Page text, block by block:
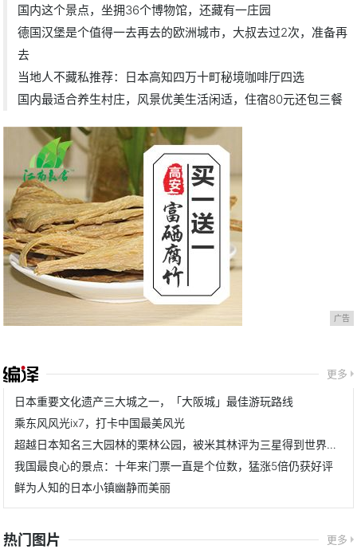
国内这个景点，坐拥36个博物馆，还藏有一庄园
德国汉堡是个值得一去再去的欧洲城市，大叔去过2次，准备再
去
当地人不藏私推荐：日本高知四万十町秘境咖啡厅四选
国内最适合养生村庄，风景优美生活闲适，住宿80元还包三餐
广告
更多
日本重要文化遗产三大城之一，「大阪城」最佳游玩路线
乘东风风光ix7，打卡中国最美风光
超越日本知名三大园林的栗林公园，被米其林评为三星得到世界认可
我国最良心的景点：十年来门票一直是个位数，猛涨5倍仍获好评
鲜为人知的日本小镇幽静而美丽
热门图片 更多